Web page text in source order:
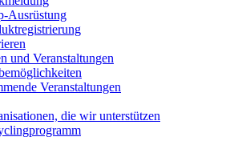
Ausrüstung
und Veranstaltungen
Veranstaltungen
die wir unterstützen